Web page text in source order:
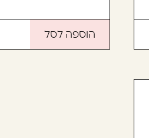
הוספה לסל